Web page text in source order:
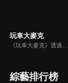
玩車大麥克
《玩車大麥克》透過輕鬆、愉快的方式，把汽車、親子、旅遊與美食等相關資訊傳達給網友們。玩樂生活、輕鬆懂車！
綜藝排行榜